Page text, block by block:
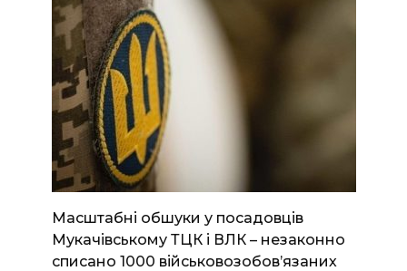
Масштабні обшуки у посадовців
Мукачівському ТЦК і ВЛК – незаконно
списано 1000 військовозобов’язаних